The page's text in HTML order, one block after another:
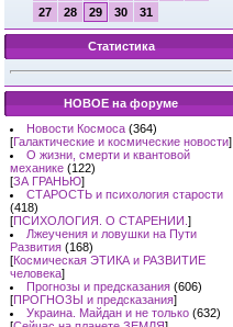
27
28 29 30 31
Статистика
НОВОЕ на форуме
Новости Космоса (364)
[Галактические и космические новости]
О жизни, смерти и квантовой
механике (122)
[ЗА ГРАНЬЮ]
СТАРОСТЬ и психология старости
(418)
[ПСИХОЛОГИЯ. О СТАРЕНИИ. ]
Лжеучения и ловушки на Пути
Развития (168)
[Космическая ЭТИКА и РАЗВИТИЕ
человека]
Прогнозы и предсказания (606)
[ПРОГНОЗЫ и предсказания]
Украина. Майдан и не только (632)